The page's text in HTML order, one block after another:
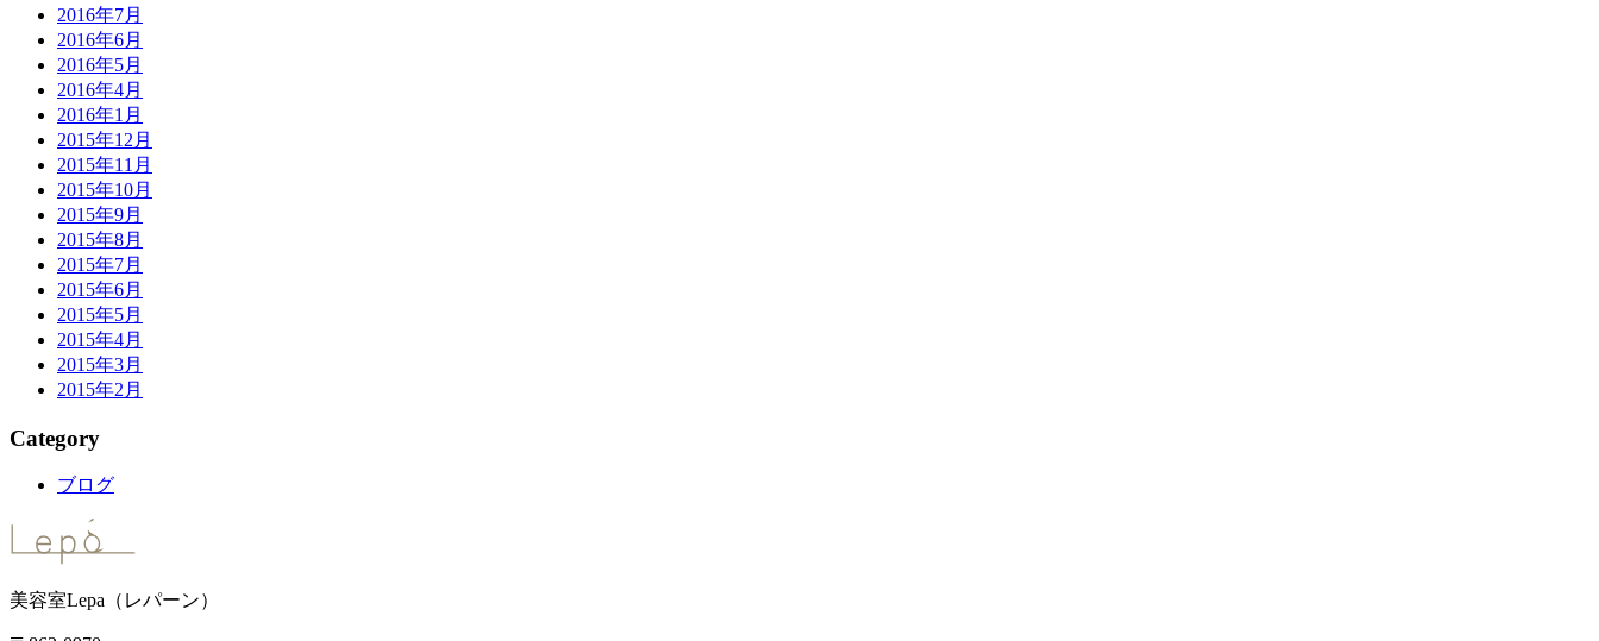
2016年7月
2016年6月
2016年5月
2016年4月
2016年1月
2015年12月
2015年11月
2015年10月
2015年9月
2015年8月
2015年7月
2015年6月
2015年5月
2015年4月
2015年3月
2015年2月
Category
ブログ
美容室Lepa（レパーン）